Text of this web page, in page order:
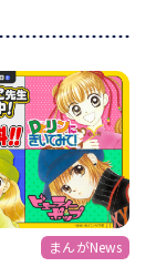
まんがNews